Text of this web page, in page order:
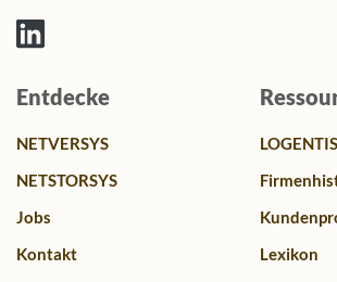
Entdecke
NETVERSYS
NETSTORSYS
Jobs
Kontakt
Lexikon